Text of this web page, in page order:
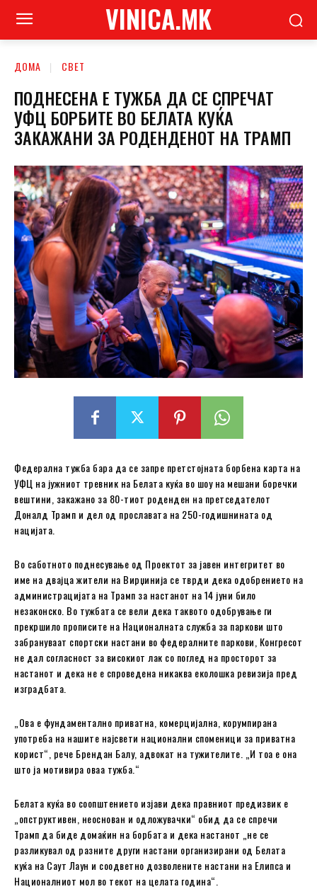
VINICA.MK
ДОМА СВЕТ
ПОДНЕСЕНА Е ТУЖБА ДА СЕ СПРЕЧАТ
УФЦ БОРБИТЕ ВО БЕЛАТА КУЌА
ЗАКАЖАНИ ЗА РОДЕНДЕНОТ НА ТРАМП
Федерална тужба бара да се запре претстојната борбена карта на
УФЦ на јужниот тревник на Белата куќа во шоу на мешани боречки
вештини, закажано за 80-тиот роденден на претседателот
Доналд Трамп и дел од прославата на 250-годишнината од
нацијата.
Во саботното поднесување од Проектот за јавен интегритет во
име на двајца жители на Вирџинија се тврди дека одобрението на
администрацијата на Трамп за настанот на 14 јуни било
незаконско. Во тужбата се вели дека таквото одобрување ги
прекршило прописите на Националната служба за паркови што
забрануваат спортски настани во федералните паркови, Конгресот
не дал согласност за високиот лак со поглед на просторот за
настанот и дека не е спроведена никаква еколошка ревизија пред
изградбата.
„Ова е фундаментално приватна, комерцијална, корумпирана
употреба на нашите најсвети национални споменици за приватна
корист“, рече Брендан Балу, адвокат на тужителите. „И тоа е она
што ја мотивира оваа тужба.“
Белата куќа во соопштението изјави дека правниот предизвик е
„опструктивен, неоснован и одложувачки“ обид да се спречи
Трамп да биде домаќин на борбата и дека настанот „не се
разликувал од разните други настани организирани од Белата
куќа на Саут Лаун и соодветно дозволените настани на Елипса и
Националниот мол во текот на целата година“.